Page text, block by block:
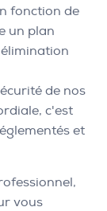
fonction de
un plan
de nos
c'est
et
vous